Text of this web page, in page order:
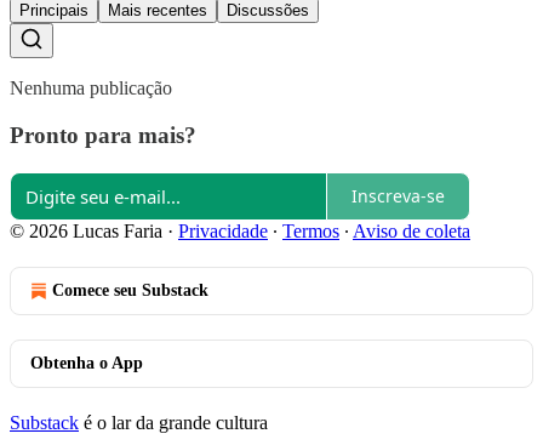
Principais Mais recentes Discussões
Nenhuma publicação
Pronto para mais?
Inscreva-se
© 2026 Lucas Faria · Privacidade ∙ Termos ∙ Aviso de coleta
Comece seu Substack
Obtenha o App
Substack é o lar da grande cultura